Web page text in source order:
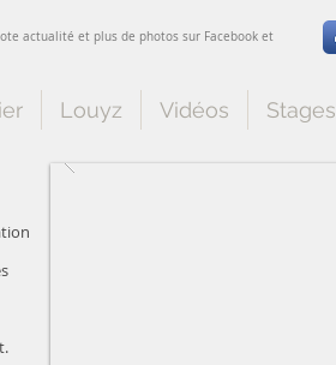
actualité et plus de photos sur Facebook et
Louyz Vidéos Stages